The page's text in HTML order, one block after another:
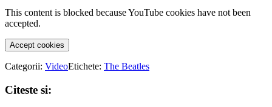
This content is blocked because YouTube cookies have not been
accepted.
Accept cookies
Categorii: VideoEtichete: The Beatles
Citeste si: